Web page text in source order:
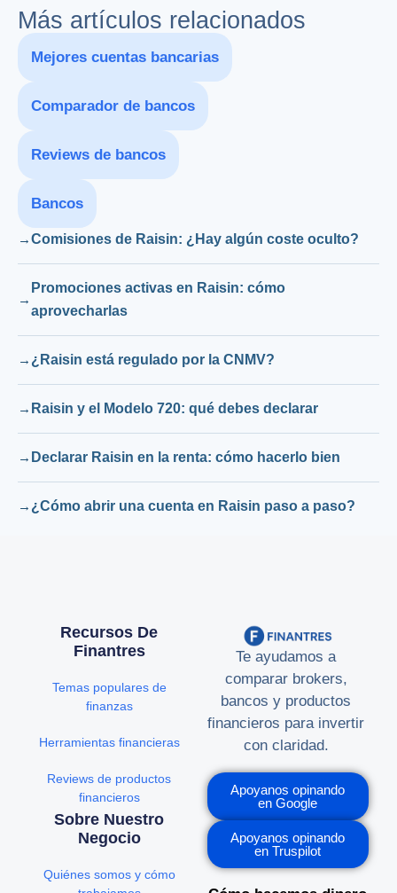
Más artículos relacionados
Mejores cuentas bancarias
Comparador de bancos
Reviews de bancos
Bancos
Comisiones de Raisin: ¿Hay algún coste oculto?
Promociones activas en Raisin: cómo
aprovecharlas
¿Raisin está regulado por la CNMV?
Raisin y el Modelo 720: qué debes declarar
Declarar Raisin en la renta: cómo hacerlo bien
¿Cómo abrir una cuenta en Raisin paso a paso?
Te ayudamos a
comparar brokers,
bancos y productos
financieros para invertir
con claridad.
Apoyanos opinando
en Google
Apoyanos opinando
en Truspilot
Recursos De
Finantres
Temas populares de
finanzas
Herramientas financieras
Reviews de productos
financieros
Sobre Nuestro
Negocio
Quiénes somos y cómo